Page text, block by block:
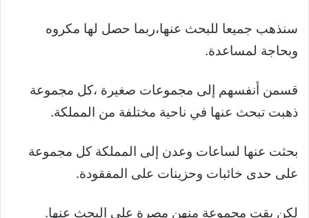
سنذهب جميعا للبحث عنها،ربما حصل لها مكروه
وبحاجة لمساعدة.
قسمن أنفسهم إلى مجموعات صغيرة ،كل مجموعة
ذهبت تبحث عنها في ناحية مختلفة من المملكة.
بحثت عنها لساعات وعدن إلى المملكة كل مجموعة
على حدى خائبات وحزينات على المفقودة.
لكن بقت مجموعة منهن مصرة على البحث عنها.